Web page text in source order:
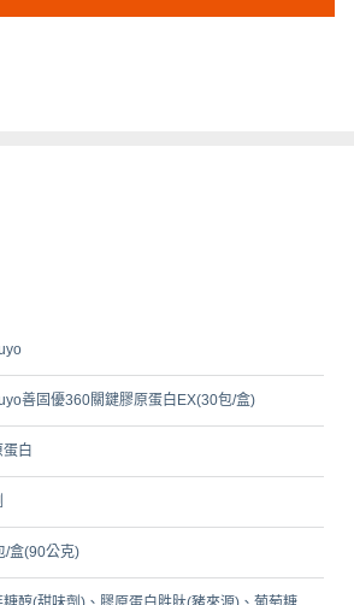
善固優360關鍵膠原蛋白EX(30包/盒)
白
/盒(90公克)